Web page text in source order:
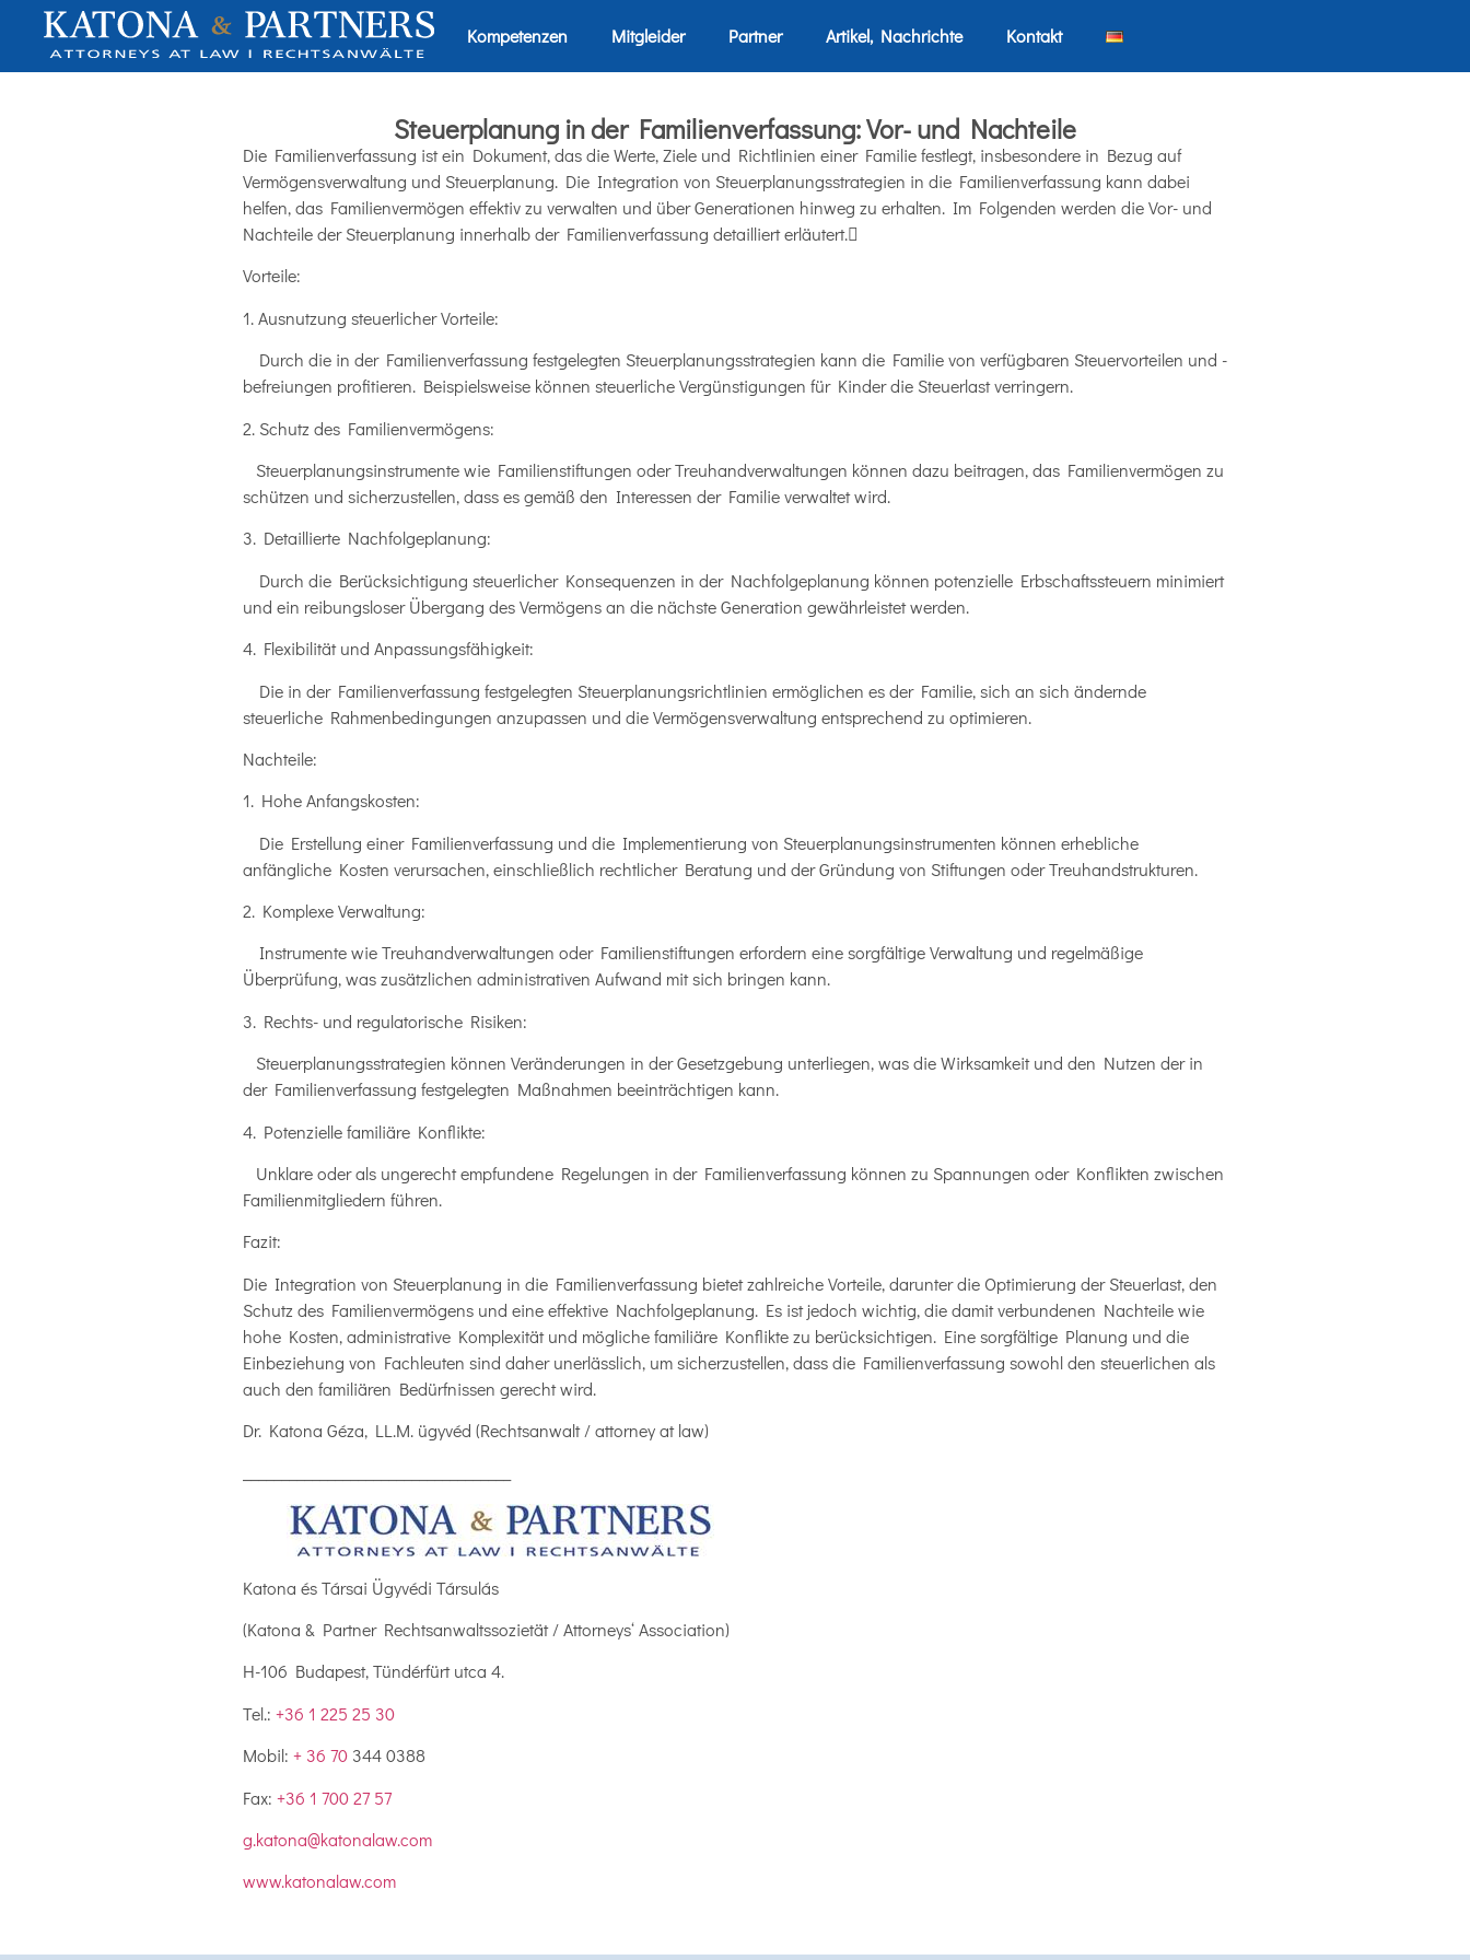
Kompetenzen Mitgleider Partner Artikel, Nachrichte Kontakt
Steuerplanung in der Familienverfassung: Vor- und Nachteile
Die Familienverfassung ist ein Dokument, das die Werte, Ziele und Richtlinien einer Familie festlegt, insbesondere in Bezug auf
Vermögensverwaltung und Steuerplanung. Die Integration von Steuerplanungsstrategien in die Familienverfassung kann dabei
helfen, das Familienvermögen effektiv zu verwalten und über Generationen hinweg zu erhalten. Im Folgenden werden die Vor- und
Nachteile der Steuerplanung innerhalb der Familienverfassung detailliert erläutert.
Vorteile:
1. Ausnutzung steuerlicher Vorteile:
Durch die in der Familienverfassung festgelegten Steuerplanungsstrategien kann die Familie von verfügbaren Steuervorteilen und -
befreiungen profitieren. Beispielsweise können steuerliche Vergünstigungen für Kinder die Steuerlast verringern.
2. Schutz des Familienvermögens:
Steuerplanungsinstrumente wie Familienstiftungen oder Treuhandverwaltungen können dazu beitragen, das Familienvermögen zu
schützen und sicherzustellen, dass es gemäß den Interessen der Familie verwaltet wird.
3. Detaillierte Nachfolgeplanung:
Durch die Berücksichtigung steuerlicher Konsequenzen in der Nachfolgeplanung können potenzielle Erbschaftssteuern minimiert
und ein reibungsloser Übergang des Vermögens an die nächste Generation gewährleistet werden.
4. Flexibilität und Anpassungsfähigkeit:
Die in der Familienverfassung festgelegten Steuerplanungsrichtlinien ermöglichen es der Familie, sich an sich ändernde
steuerliche Rahmenbedingungen anzupassen und die Vermögensverwaltung entsprechend zu optimieren.
Nachteile:
1. Hohe Anfangskosten:
Die Erstellung einer Familienverfassung und die Implementierung von Steuerplanungsinstrumenten können erhebliche
anfängliche Kosten verursachen, einschließlich rechtlicher Beratung und der Gründung von Stiftungen oder Treuhandstrukturen.
2. Komplexe Verwaltung:
Instrumente wie Treuhandverwaltungen oder Familienstiftungen erfordern eine sorgfältige Verwaltung und regelmäßige
Überprüfung, was zusätzlichen administrativen Aufwand mit sich bringen kann.
3. Rechts- und regulatorische Risiken:
Steuerplanungsstrategien können Veränderungen in der Gesetzgebung unterliegen, was die Wirksamkeit und den Nutzen der in
der Familienverfassung festgelegten Maßnahmen beeinträchtigen kann.
4. Potenzielle familiäre Konflikte:
Unklare oder als ungerecht empfundene Regelungen in der Familienverfassung können zu Spannungen oder Konflikten zwischen
Familienmitgliedern führen.
Fazit:
Die Integration von Steuerplanung in die Familienverfassung bietet zahlreiche Vorteile, darunter die Optimierung der Steuerlast, den
Schutz des Familienvermögens und eine effektive Nachfolgeplanung. Es ist jedoch wichtig, die damit verbundenen Nachteile wie
hohe Kosten, administrative Komplexität und mögliche familiäre Konflikte zu berücksichtigen. Eine sorgfältige Planung und die
Einbeziehung von Fachleuten sind daher unerlässlich, um sicherzustellen, dass die Familienverfassung sowohl den steuerlichen als
auch den familiären Bedürfnissen gerecht wird.
Dr. Katona Géza, LL.M. ügyvéd (Rechtsanwalt / attorney at law)
Katona és Társai Ügyvédi Társulás
(Katona & Partner Rechtsanwaltssozietät / Attorneys‘ Association)
H-106 Budapest, Tündérfürt utca 4.
Tel.: +36 1 225 25 30
Mobil: + 36 70 344 0388
Fax: +36 1 700 27 57
g.katona@katonalaw.com
www.katonalaw.com